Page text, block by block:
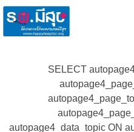
SELECT
autopage4_data_topic ON